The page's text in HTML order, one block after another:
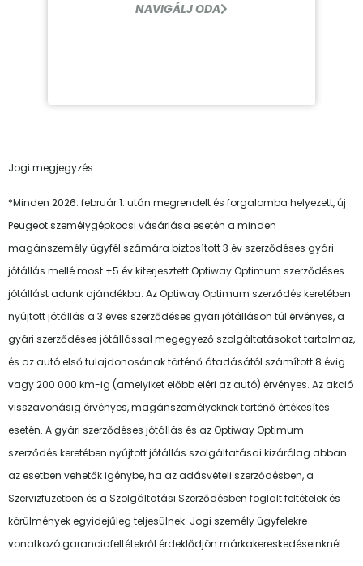
NAVIGÁLJ ODA
Jogi megjegyzés:
*Minden 2026. február 1. után megrendelt és forgalomba helyezett, új
Peugeot személygépkocsi vásárlása esetén a minden
magánszemély ügyfél számára biztosított 3 év szerződéses gyári
jótállás mellé most +5 év kiterjesztett Optiway Optimum szerződéses
jótállást adunk ajándékba. Az Optiway Optimum szerződés keretében
nyújtott jótállás a 3 éves szerződéses gyári jótálláson túl érvényes, a
gyári szerződéses jótállással megegyező szolgáltatásokat tartalmaz,
és az autó első tulajdonosának történő átadásától számított 8 évig
vagy 200 000 km-ig (amelyiket előbb eléri az autó) érvényes. Az akció
visszavonásig érvényes, magánszemélyeknek történő értékesítés
esetén. A gyári szerződéses jótállás és az Optiway Optimum
szerződés keretében nyújtott jótállás szolgáltatásai kizárólag abban
az esetben vehetők igénybe, ha az adásvételi szerződésben, a
Szervizfüzetben és a Szolgáltatási Szerződésben foglalt feltételek és
körülmények egyidejűleg teljesülnek. Jogi személy ügyfelekre
vonatkozó garanciafeltétekről érdeklődjön márkakereskedéseinknél.